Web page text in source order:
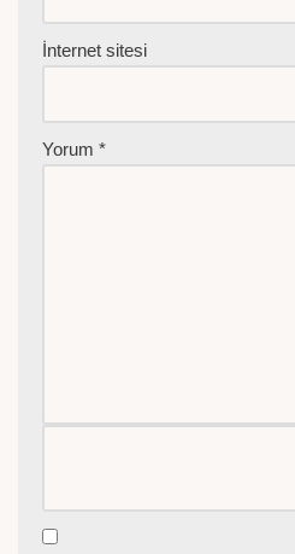
İnternet sitesi
Yorum *